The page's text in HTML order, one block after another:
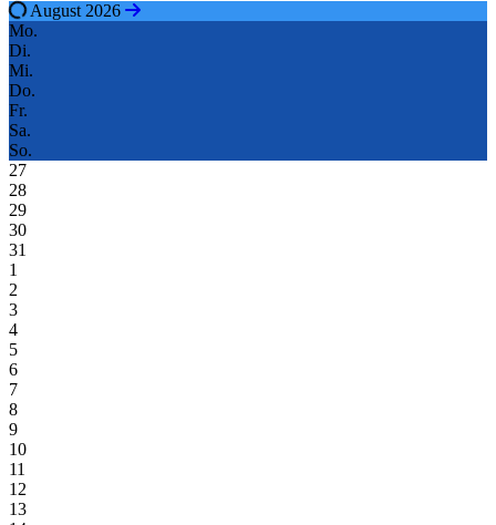
August 2026
Mo.
Di.
Mi.
Do.
Fr.
Sa.
So.
27
28
29
30
31
1
2
3
4
5
6
7
8
9
10
11
12
13